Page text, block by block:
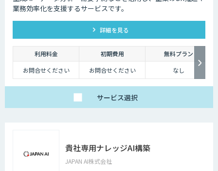
・24時間365日対応できる
チャットボットを導入することで得られる最大のメリットは、24時間365
日対応できるという点です。スマートフォンの普及に伴い、ユーザーはい
つでもインターネット検索を行えるようになりました。そのため現在は、
深夜に「この商品についてもっと詳しく知りたい」と思い立つケースも少
なくないのです。
そのような場合に、チャットボットを設置しておけば、ユーザーの疑問を
解消することができるため、顧客満足度向上にもつなげていくことができ
ます。低コストで問い合わせ対応の環境を整えられるという点は大きなメ
くありません。その質問に毎回担当者が回答していくのは、決して効率的
とはいえないでしょう。その点、チャットボットであれば問い合わせ対応
を自動化できるため、従業員は他の業務へ力を注ぐことが可能になりま
業務効率化を支援するサービスです。
詳細を見る
利用料金 初期費用
無料プラン
お問合せください
お問合せください なし
サービス選択
貴社専用ナレッジAI構築
JAPAN AI株式会社